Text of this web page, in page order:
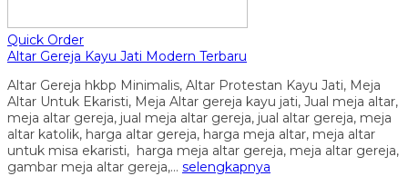
Quick Order
Altar Gereja Kayu Jati Modern Terbaru
Altar Gereja hkbp Minimalis, Altar Protestan Kayu Jati, Meja
Altar Untuk Ekaristi, Meja Altar gereja kayu jati, Jual meja altar,
meja altar gereja, jual meja altar gereja, jual altar gereja, meja
altar katolik, harga altar gereja, harga meja altar, meja altar
untuk misa ekaristi, harga meja altar gereja, meja altar gereja,
gambar meja altar gereja,… selengkapnya